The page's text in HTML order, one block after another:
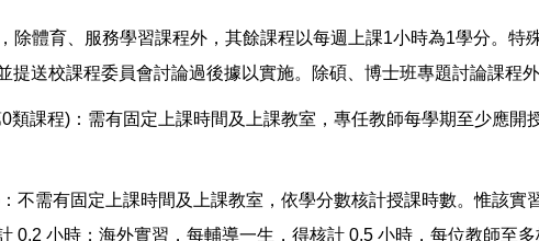
除體育、服務學習課程外，其餘課程以每週上課1小時為1學分。特
提送校課程委員會討論過後據以實施。除碩、博士班專題討論課程
類課程)：需有固定上課時間及上課教室，專任教師每學期至少應開
不需有固定上課時間及上課教室，依學分數核計授課時數。惟該實
0.2 小時；海外實習，每輔導一生，得核計 0.5 小時，每位教師至